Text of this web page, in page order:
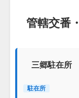
管轄交番
三郷駐在所
駐在所